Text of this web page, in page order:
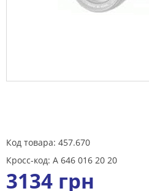
Код товара: 457.670
Кросс-код: A 646 016 20 20
3134 грн